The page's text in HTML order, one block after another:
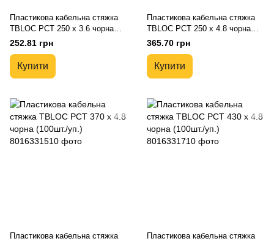
Пластикова кабельна стяжка
TBLOC PCT 250 x 3.6 чорна
(100шт./уп.)
252.81 грн
Купити
Пластикова кабельна стяжка
TBLOC PCT 250 x 4.8 чорна
(100шт./уп.)
365.70 грн
Купити
Пластикова кабельна стяжка
Пластикова кабельна стяжка